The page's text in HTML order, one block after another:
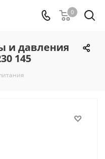
0
и давления
145